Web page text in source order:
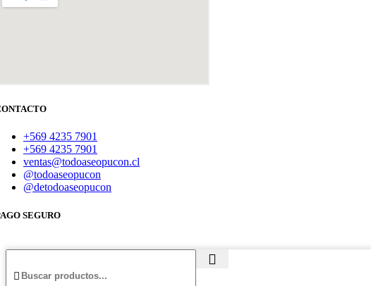
+569 4235 7901
+569 4235 7901
ventas@todoaseopucon.cl
@todoaseopucon
@detodoaseopucon
SEGURO